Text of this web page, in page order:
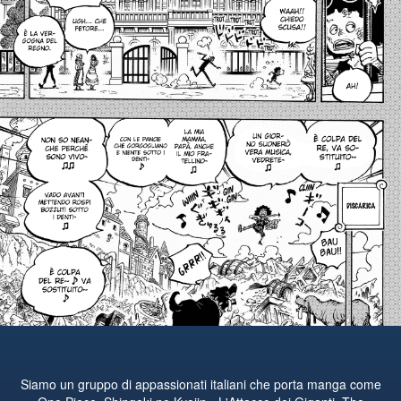
Siamo un gruppo di appassionati italiani che porta manga come